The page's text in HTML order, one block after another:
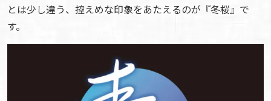
とは少し違う、控えめな印象をあたえるのが『冬桜』で
す。